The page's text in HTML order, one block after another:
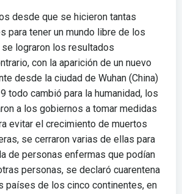
desde que se hicieron tantas
para tener un mundo libre de los
lograron los resultados
con la aparición de un nuevo
desde la ciudad de Wuhan (China)
todo cambió para la humanidad, los
a los gobiernos a tomar medidas
evitar el crecimiento de muertos
se cerraron varias de ellas para
de personas enfermas que podían
personas, se declaró cuarentena
países de los cinco continentes, en